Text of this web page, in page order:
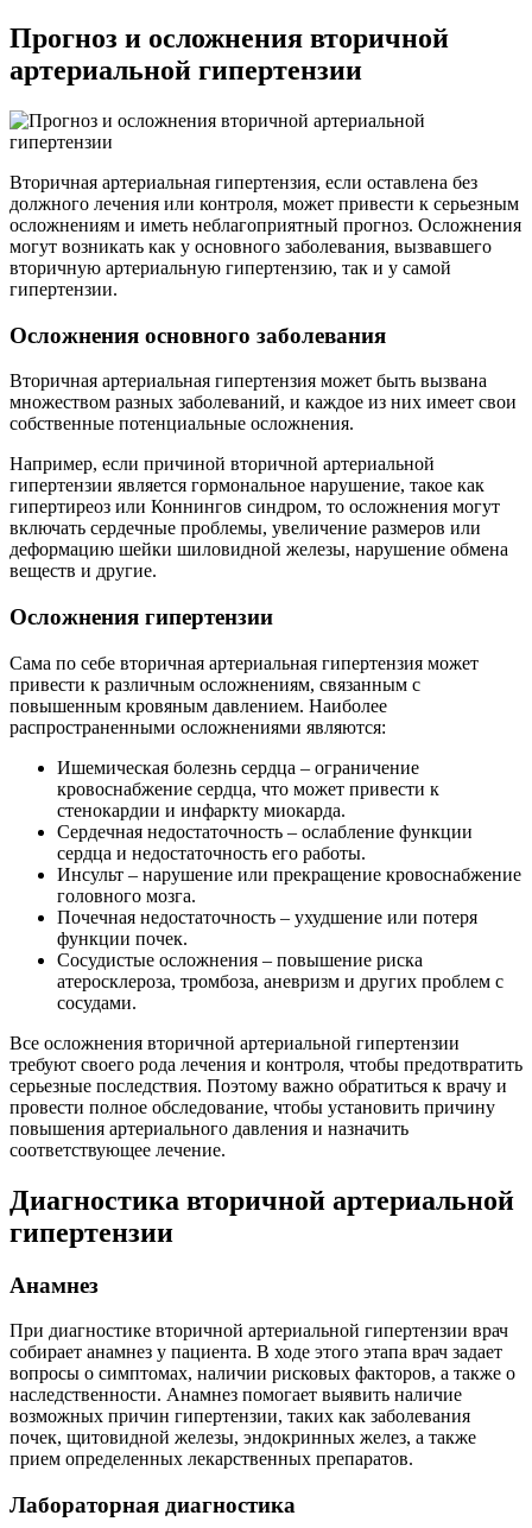
Прогноз и осложнения вторичной
артериальной гипертензии
Вторичная артериальная гипертензия, если оставлена без
должного лечения или контроля, может привести к серьезным
осложнениям и иметь неблагоприятный прогноз. Осложнения
могут возникать как у основного заболевания, вызвавшего
вторичную артериальную гипертензию, так и у самой
гипертензии.
Осложнения основного заболевания
Вторичная артериальная гипертензия может быть вызвана
множеством разных заболеваний, и каждое из них имеет свои
собственные потенциальные осложнения.
Например, если причиной вторичной артериальной
гипертензии является гормональное нарушение, такое как
гипертиреоз или Коннингов синдром, то осложнения могут
включать сердечные проблемы, увеличение размеров или
деформацию шейки шиловидной железы, нарушение обмена
веществ и другие.
Осложнения гипертензии
Сама по себе вторичная артериальная гипертензия может
привести к различным осложнениям, связанным с
повышенным кровяным давлением. Наиболее
распространенными осложнениями являются:
Ишемическая болезнь сердца – ограничение
кровоснабжение сердца, что может привести к
стенокардии и инфаркту миокарда.
Сердечная недостаточность – ослабление функции
сердца и недостаточность его работы.
Инсульт – нарушение или прекращение кровоснабжение
головного мозга.
Почечная недостаточность – ухудшение или потеря
функции почек.
Сосудистые осложнения – повышение риска
атеросклероза, тромбоза, аневризм и других проблем с
сосудами.
Все осложнения вторичной артериальной гипертензии
требуют своего рода лечения и контроля, чтобы предотвратить
серьезные последствия. Поэтому важно обратиться к врачу и
провести полное обследование, чтобы установить причину
повышения артериального давления и назначить
соответствующее лечение.
Диагностика вторичной артериальной
гипертензии
Анамнез
При диагностике вторичной артериальной гипертензии врач
собирает анамнез у пациента. В ходе этого этапа врач задает
вопросы о симптомах, наличии рисковых факторов, а также о
наследственности. Анамнез помогает выявить наличие
возможных причин гипертензии, таких как заболевания
почек, щитовидной железы, эндокринных желез, а также
прием определенных лекарственных препаратов.
Лабораторная диагностика